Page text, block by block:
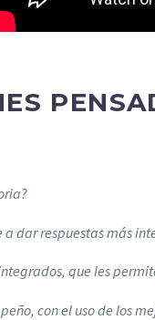
dar respuestas más
que les
con el uso de los